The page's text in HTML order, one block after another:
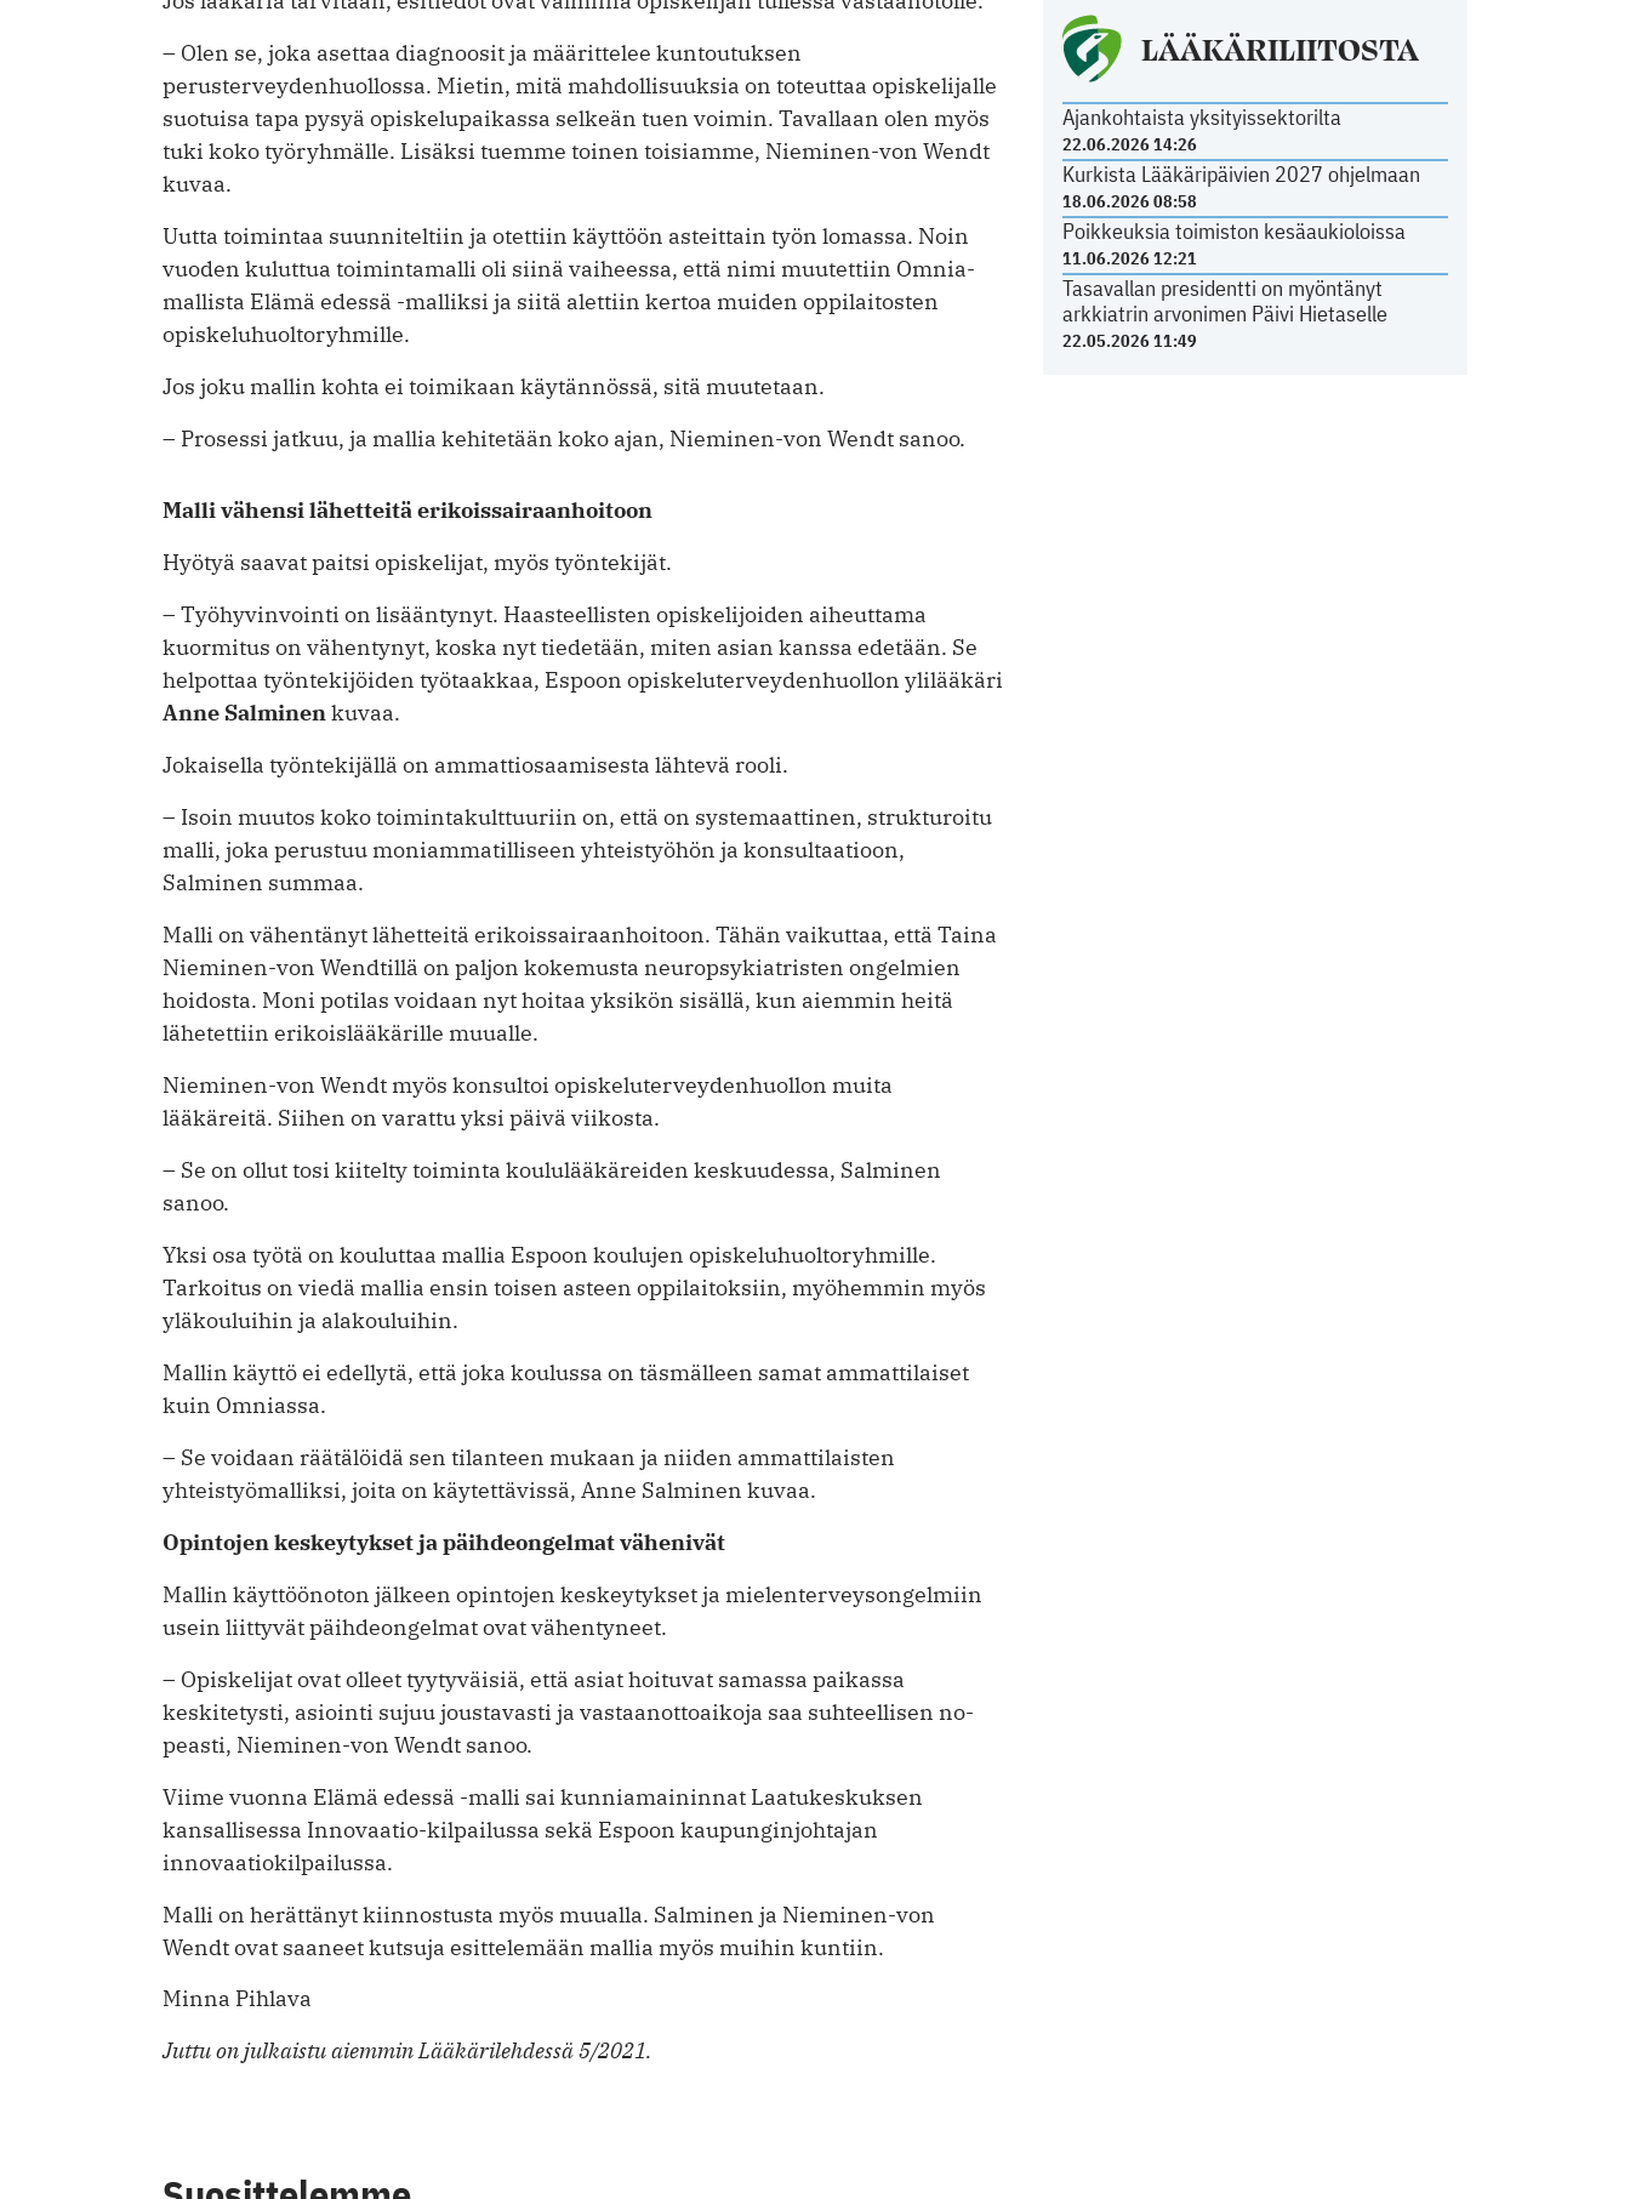
LÄÄKÄRILIITOSTA
Ajankohtaista yksityissektorilta
22.06.2026 14:26
Kurkista Lääkäripäivien 2027 ohjelmaan
18.06.2026 08:58
Poikkeuksia toimiston kesäaukioloissa
11.06.2026 12:21
Tasavallan presidentti on myöntänyt
arkkiatrin arvonimen Päivi Hietaselle
22.05.2026 11:49
– Olen se, joka asettaa diagnoosit ja määrittelee kuntoutuksen
perusterveydenhuollossa. Mietin, mitä mahdollisuuksia on toteuttaa opiskelijalle
suotuisa tapa pysyä opiskelupaikassa selkeän tuen voimin. Tavallaan olen myös
tuki koko työryhmälle. Lisäksi tuemme toinen toisiamme, Nieminen-von Wendt
kuvaa.
Uutta toimintaa suunniteltiin ja otettiin käyttöön asteittain työn lomassa. Noin
vuoden kuluttua toimintamalli oli siinä vaiheessa, että nimi muutettiin Omnia-
mallista Elämä edessä -malliksi ja siitä alettiin kertoa muiden oppilaitosten
opiskeluhuoltoryhmille.
Jos joku mallin kohta ei toimikaan käytännössä, sitä muutetaan.
– Prosessi jatkuu, ja mallia kehitetään koko ajan, Nieminen-von Wendt sanoo.
Malli vähensi lähetteitä erikoissairaanhoitoon
Hyötyä saavat paitsi opiskelijat, myös työntekijät.
– Työhyvinvointi on lisääntynyt. Haasteellisten opiskelijoiden aiheuttama
kuormitus on vähentynyt, koska nyt tiedetään, miten asian kanssa edetään. Se
helpottaa työntekijöiden työtaakkaa, Espoon opiskeluterveydenhuollon ylilääkäri
Anne Salminenkuvaa.
Jokaisella työntekijällä on ammattiosaamisesta lähtevä rooli.
– Isoin muutos koko toimintakulttuuriin on, että on systemaattinen, strukturoitu
malli, joka perustuu moniammatilliseen yhteistyöhön ja konsultaatioon,
Salminen summaa.
Malli on vähentänyt lähetteitä erikoissairaanhoitoon. Tähän vaikuttaa, että Taina
Nieminen-von Wendtillä on paljon kokemusta neuropsykiatristen ongel­mien
hoidosta. Moni potilas voidaan nyt hoitaa yksikön sisällä, kun aiemmin heitä
lähetettiin erikoislääkärille muualle.
Nieminen-von Wendt myös konsultoi opiskeluterveydenhuollon muita
lääkäreitä. Siihen on varattu yksi päivä viikosta.
– Se on ollut tosi kiitelty toiminta koululääkäreiden keskuudessa, Salminen
sanoo.
Yksi osa työtä on kouluttaa mallia Espoon koulujen opiskeluhuoltoryhmille.
Tarkoitus on viedä mallia ensin toisen asteen oppilaitoksiin, myöhemmin myös
yläkouluihin ja alakouluihin.
Mallin käyttö ei edellytä, että joka koulussa on täsmälleen samat ammattilaiset
kuin Omniassa.
– Se voidaan räätälöidä sen tilanteen mukaan ja niiden ammattilaisten
yhteistyömalliksi, joita on käytettävissä, Anne Salminen kuvaa.
Opintojen keskeytykset ja päihdeongelmat vähenivät
Mallin käyttöönoton jälkeen opintojen keskeytykset ja mielenterveysongelmiin
usein liittyvät päihdeongelmat ovat ­vähentyneet.
– Opiskelijat ovat olleet tyytyväisiä, ­että asiat hoituvat samassa paikassa
keskitetysti, asiointi sujuu joustavasti ja vastaanottoaikoja saa suhteellisen no­
peasti, Nieminen-von Wendt sanoo.
Viime vuonna Elämä edessä -malli sai kunniamaininnat Laatukeskuksen
kansallisessa Innovaatio-kilpailussa sekä Espoon kaupunginjohtajan
innovaatiokilpailussa.
Malli on herättänyt kiinnostusta myös muualla. Salminen ja Nieminen-von
Wendt ovat saaneet kutsuja esittelemään mallia myös muihin kuntiin.
Minna Pihlava
Juttu on julkaistu aiemmin Lääkärilehdessä 5/2021.